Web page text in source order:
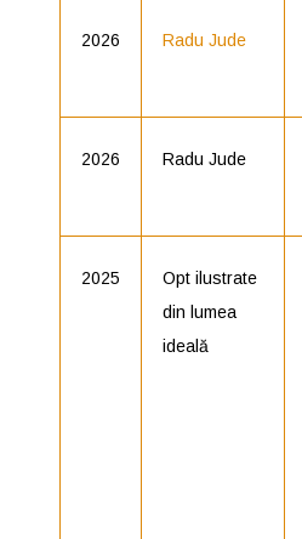
2026 Radu Jude
2026 Radu Jude
2025
Opt ilustrate
din lumea
ideală